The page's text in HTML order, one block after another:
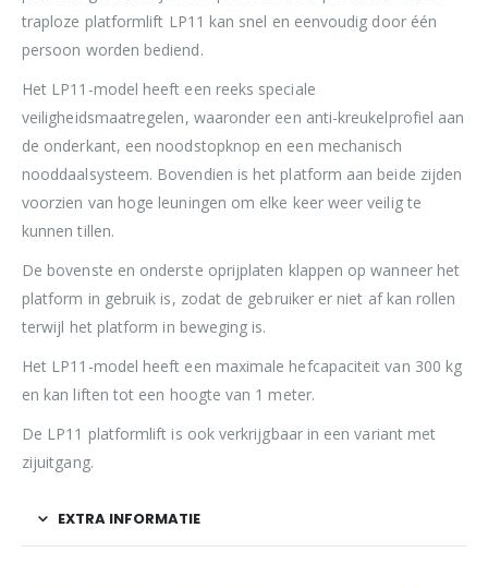
traploze platformlift LP11 kan snel en eenvoudig door één
persoon worden bediend.
Het LP11-model heeft een reeks speciale
veiligheidsmaatregelen, waaronder een anti-kreukelprofiel aan
de onderkant, een noodstopknop en een mechanisch
nooddaalsysteem. Bovendien is het platform aan beide zijden
voorzien van hoge leuningen om elke keer weer veilig te
kunnen tillen.
De bovenste en onderste oprijplaten klappen op wanneer het
platform in gebruik is, zodat de gebruiker er niet af kan rollen
terwijl het platform in beweging is.
Het LP11-model heeft een maximale hefcapaciteit van 300 kg
en kan liften tot een hoogte van 1 meter.
De LP11 platformlift is ook verkrijgbaar in een variant met
zijuitgang.
EXTRA INFORMATIE